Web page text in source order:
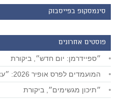
סינמסקופ בפייסבוק
פוסטים אחרונים
״ספיידרמן: יום חדש״, ביקורת
המועמדים לפרס אופיר 2026: ״עצמאות״ מוביל
״תיכון מגשימים״, ביקורת